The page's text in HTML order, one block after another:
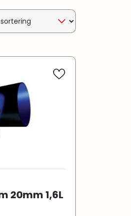
20mm 1,6L